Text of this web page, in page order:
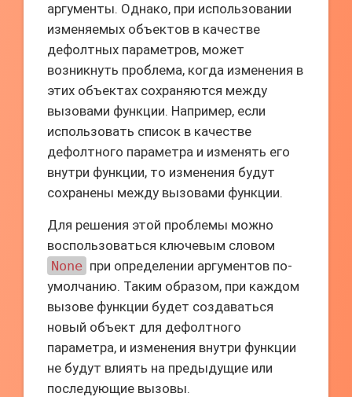
аргументы. Однако, при использовании
изменяемых объектов в качестве
дефолтных параметров, может
возникнуть проблема, когда изменения в
этих объектах сохраняются между
вызовами функции. Например, если
использовать список в качестве
дефолтного параметра и изменять его
внутри функции, то изменения будут
сохранены между вызовами функции.
Для решения этой проблемы можно
воспользоваться ключевым словом
None при определении аргументов по-
умолчанию. Таким образом, при каждом
вызове функции будет создаваться
новый объект для дефолтного
параметра, и изменения внутри функции
не будут влиять на предыдущие или
последующие вызовы.